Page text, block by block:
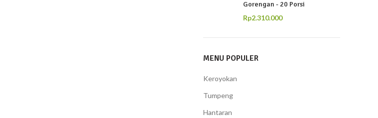
Gorengan - 20 Porsi
Rp2.310.000
MENU POPULER
Keroyokan
Tumpeng
Hantaran